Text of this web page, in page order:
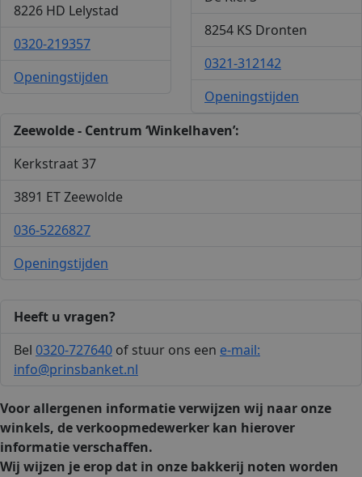
8226 HD Lelystad
0320-219357
Openingstijden
8254 KS Dronten
0321-312142
Openingstijden
Zeewolde - Centrum ‘Winkelhaven’:
Kerkstraat 37
3891 ET Zeewolde
036-5226827
Openingstijden
Heeft u vragen?
Bel 0320-727640 of stuur ons een e-mail:
info@prinsbanket.nl
Voor allergenen informatie verwijzen wij naar onze
winkels, de verkoopmedewerker kan hierover
informatie verschaffen.
Wij wijzen je erop dat in onze bakkerij noten worden